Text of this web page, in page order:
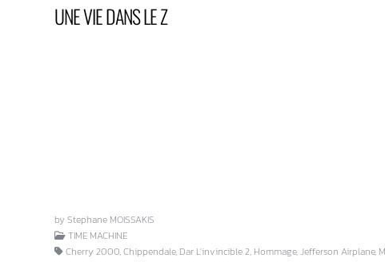
UNE VIE DANS LE Z
by Stephane MOISSAKIS
TIME MACHINE
Cherry 2000, Chippendale, Dar L'invincible 2, Hommage, Jefferson Airplane,